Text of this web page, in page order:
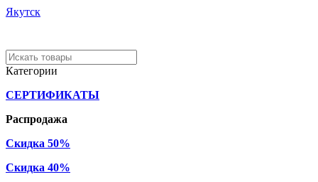
Якутск
Категории
СЕРТИФИКАТЫ
Распродажа
Скидка 50%
Скидка 40%